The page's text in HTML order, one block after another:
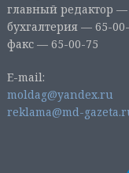
главный редактор —
бухгалтерия — 65-
факс — 65-00-75
E-mail:
moldag@yandex.ru
reklama@md-